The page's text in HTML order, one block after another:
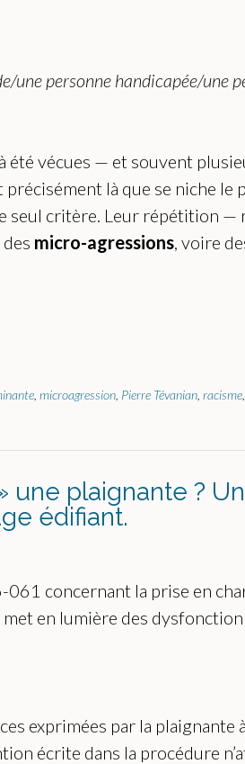
une personne handicapée/une
été vécues — et souvent
là que se niche le
seul critère. Leur répétition —
micro-agressions, voire
microagression Pierre Tévanian racisme
plaignante ?
édifiant.
concernant la prise en
en lumière des
exprimées par la plaignante
écrite dans la procédure